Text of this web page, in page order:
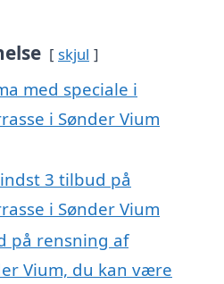
skjul
med speciale i
i Sønder Vium
3 tilbud på
i Sønder Vium
på rensning af
Vium, du kan være